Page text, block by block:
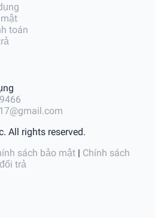
toán
All rights reserved.
sách bảo mật | Chính sách
trả